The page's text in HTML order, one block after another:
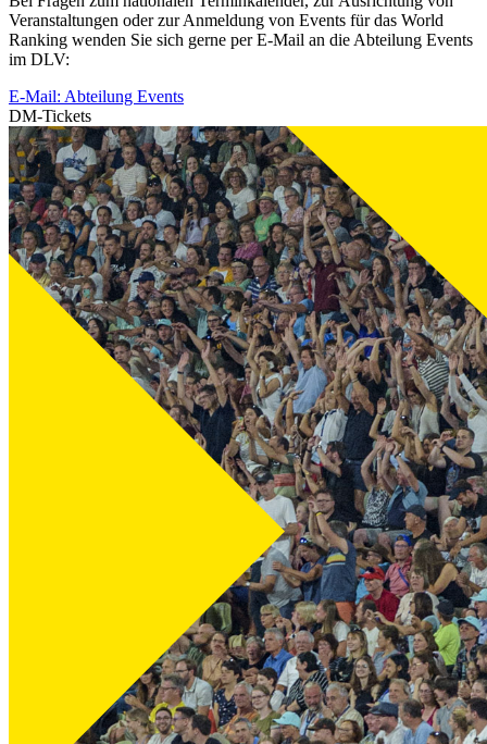
Veranstaltungen oder zur Anmeldung von Events für das World
Ranking wenden Sie sich gerne per E-Mail an die Abteilung Events
im DLV:
E-Mail: Abteilung Events
DM-Tickets